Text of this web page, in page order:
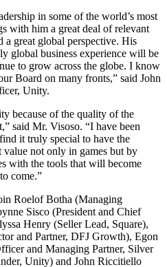
in some of the world’s most
with him a great deal of relevant
a great global perspective. His
global business experience will be
to grow across the globe. I know
Board on many fronts,” said John
Unity.
because of the quality of the
said Mr. Visoso. “I have been
it truly special to have the
not only in games but by
with the tools that will become
come.”
Roelof Botha (Managing
Sisco (President and Chief
Henry (Seller Lead, Square),
and Partner, DFJ Growth), Egon
and Managing Partner, Silver
Unity) and John Riccitiello